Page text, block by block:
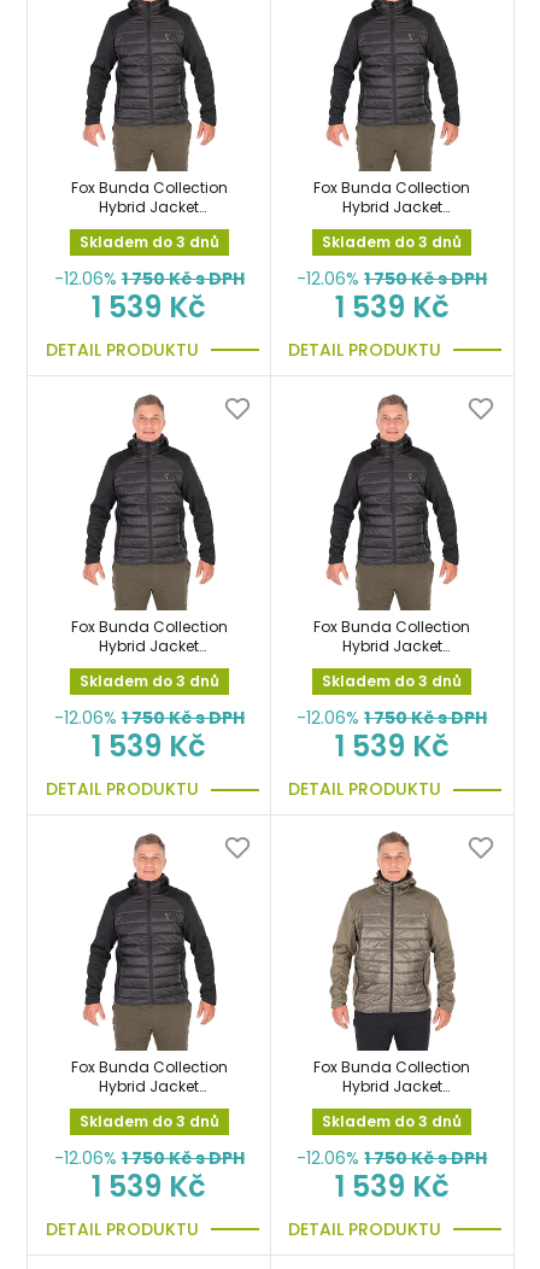
Fox Bunda Collection
Hybrid Jacket
Black/Orange vel.M
Skladem do 3 dnů
-12.06% 1 750Kč s DPH
1 539 Kč
DETAIL PRODUKTU
Fox Bunda Collection
Hybrid Jacket
Black/Orange vel.S
Skladem do 3 dnů
-12.06% 1 750Kč s DPH
1 539 Kč
DETAIL PRODUKTU
Fox Bunda Collection
Hybrid Jacket
Black/Orange vel.XL
Skladem do 3 dnů
-12.06% 1 750Kč s DPH
1 539 Kč
DETAIL PRODUKTU
Fox Bunda Collection
Hybrid Jacket
Black/Orange vel.XXL
Skladem do 3 dnů
-12.06% 1 750Kč s DPH
1 539 Kč
DETAIL PRODUKTU
Fox Bunda Collection
Hybrid Jacket
Black/Orange vel.XXXL
Skladem do 3 dnů
-12.06% 1 750Kč s DPH
1 539 Kč
DETAIL PRODUKTU
Fox Bunda Collection
Hybrid Jacket
Green/Black vel.L
Skladem do 3 dnů
-12.06% 1 750Kč s DPH
1 539 Kč
DETAIL PRODUKTU